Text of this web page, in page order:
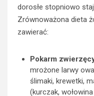
dorosłe stopniowo
Zrównoważona dieta
zawierać:
Pokarm
mrożone larwy
ślimaki, krewetki,
(kurczak,